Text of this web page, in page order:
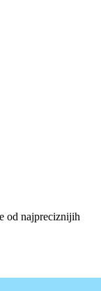
od najpreciznijih